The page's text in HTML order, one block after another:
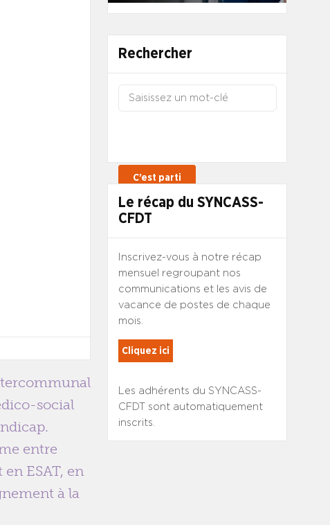
social
entre
ESAT, en
à la
Rechercher
Le récap du SYNCASS-
CFDT
Inscrivez-vous à notre récap
mensuel regroupant nos
communications et les avis de
vacance de postes de chaque
mois.
Cliquez ici
Les adhérents du SYNCASS-
CFDT sont automatiquement
inscrits.